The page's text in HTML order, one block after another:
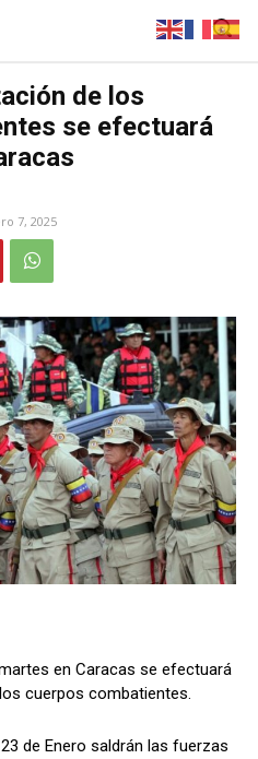
de los
se efectuará
7, 2025
en Caracas se efectuará
cuerpos combatientes.
de Enero saldrán las fuerzas